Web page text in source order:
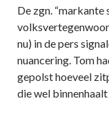
De zgn. “markante
nu) in de pers
nuancering. Tom
gepolst hoeveel
die wel